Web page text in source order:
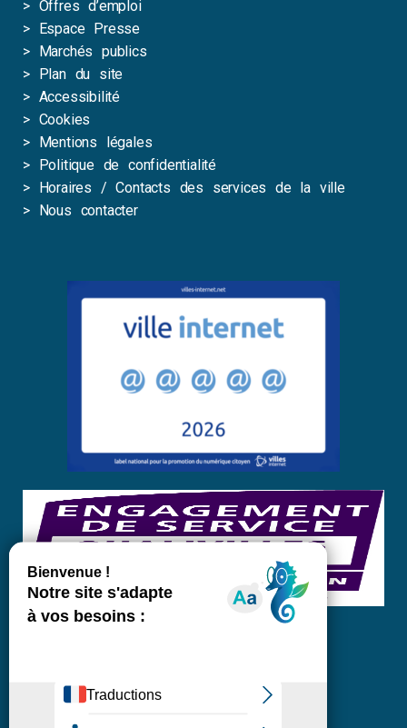
> Offres d’emploi
>
Espace Presse
>
Marchés publics
>
Plan du site
> Accessibilité
> Cookies
>
Mentions légales
>
Politique de confidentialité
>
Horaires / Contacts des services de la ville
>
Nous contacter